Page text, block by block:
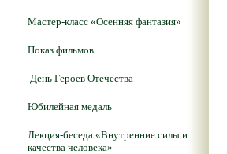
Мастер-класс «Осенняя фантазия»
Показ фильмов
День Героев Отечества
Юбилейная медаль
Лекция-беседа «Внутренние силы и
качества человека»